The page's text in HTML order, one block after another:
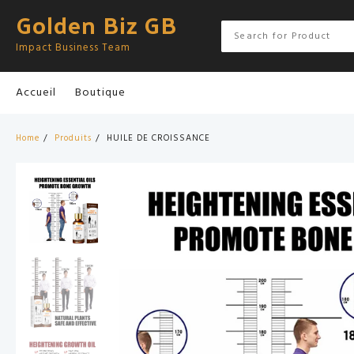
contentGolden Biz GB
Impact Business Team
Accueil Boutique
Home Produits HUILE DE CROISSANCE